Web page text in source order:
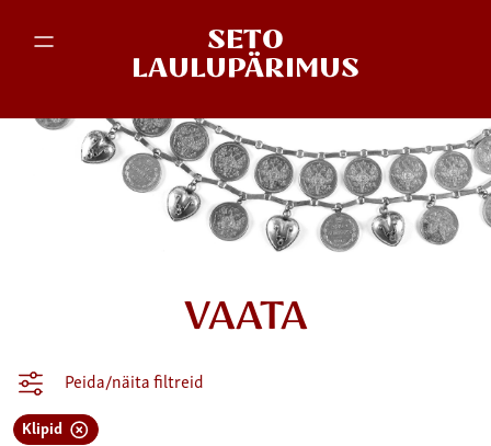
SETO
LAULUPÄRIMUS
VAATA
Peida/näita filtreid
Klipid